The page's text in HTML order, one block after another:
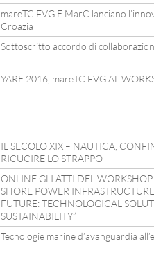
mareTC FVG E MarC lanciano
Croazia
Sottoscritto accordo di
YARE 2016, mareTC FVG AL
IL SECOLO XIX – NAUTICA,
RICUCIRE LO STRAPPO
ONLINE GLI ATTI DEL
SHORE POWER
FUTURE: TECHNOLOGICAL
SUSTAINABILITY”
Tecnologie marine d’avanguardia